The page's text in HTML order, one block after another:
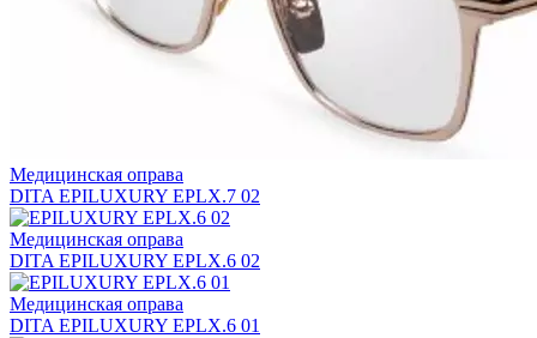
Медицинская оправа
DITA EPILUXURY EPLX.7 02
Медицинская оправа
DITA EPILUXURY EPLX.6 02
Медицинская оправа
DITA EPILUXURY EPLX.6 01